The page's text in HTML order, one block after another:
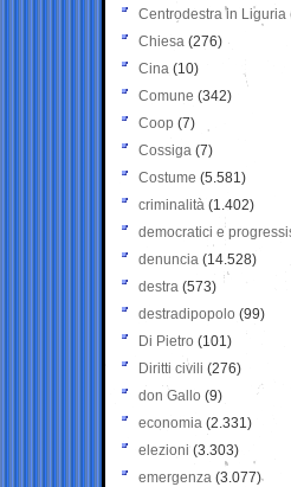
Centrodestra in Liguria
Chiesa (276)
Cina (10)
Comune (342)
Coop (7)
Cossiga (7)
Costume (5.581)
criminalità (1.402)
democratici e
denuncia (14.528)
destra (573)
destradipopolo (99)
Di Pietro (101)
Diritti civili (276)
don Gallo (9)
economia (2.331)
elezioni (3.303)
emergenza (3.077)